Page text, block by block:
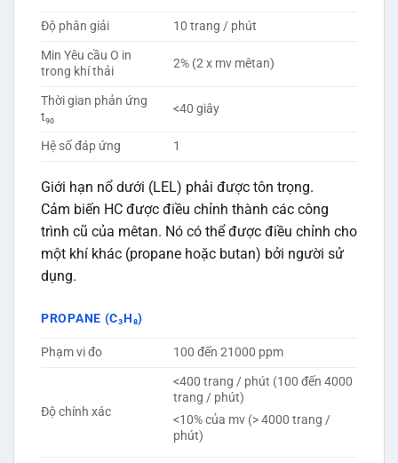
Độ phân giải
10 trang / phút
Min Yêu cầu O in
trong khí thải
2% (2 x mv mêtan)
Thời gian phản ứng
t₉₀
<40 giây
Hệ số đáp ứng 1
Giới hạn nổ dưới (LEL) phải được tôn trọng.
Cảm biến HC được điều chỉnh thành các công
trình cũ của mêtan. Nó có thể được điều chỉnh cho
một khí khác (propane hoặc butan) bởi người sử
dụng.
PROPANE (C₃H₈)
Phạm vi đo 100 đến 21000 ppm
Độ chính xác
<400 trang / phút (100 đến 4000
trang / phút)
<10% của mv (> 4000 trang /
phút)